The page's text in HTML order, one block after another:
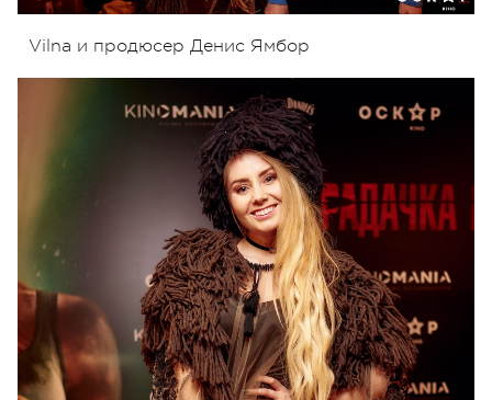
Vilna и продюсер Денис Ямбор